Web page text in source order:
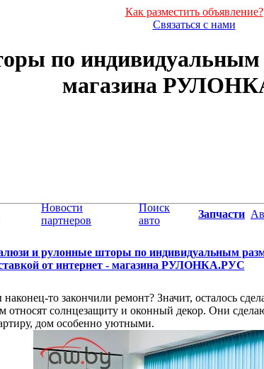
Как разместить объявление?
Связаться с нами
по индивидуальным
магазина
Новости
партнеров
Поиск
авто
Запчасти
и рулонные шторы по индивидуальным
от интернет - магазина РУЛОНКА.РУС
то закончили ремонт? Значит, осталось
относят солнцезащиту и оконный декор. Они
дом особенно уютными.